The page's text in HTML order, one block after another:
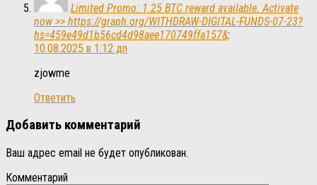
Limited Promo: 1.25 BTC reward available. Activate
now >> https://graph.org/WITHDRAW-DIGITAL-FUNDS-07-23?
hs=459e49d1b56cd4d98aee170749ffa157&:
10.08.2025 в 1:12 дп
zjowme
Ответить
Добавить комментарий
Ваш адрес email не будет опубликован.
Комментарий